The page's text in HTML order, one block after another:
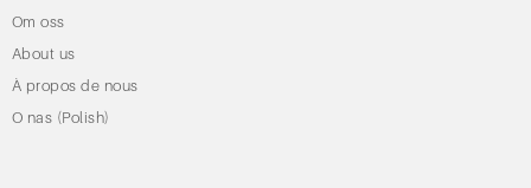
Om oss
About us
À propos de nous
O nas (Polish)